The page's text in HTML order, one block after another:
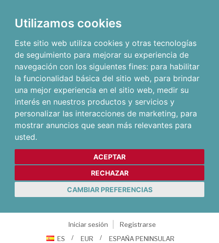
Utilizamos cookies
Este sitio web utiliza cookies y otras tecnologías
de seguimiento para mejorar su experiencia de
navegación con los siguientes fines: para habilitar
la funcionalidad básica del sitio web, para brindar
una mejor experiencia en el sitio web, medir su
interés en nuestros productos y servicios y
personalizar las interacciones de marketing, para
mostrar anuncios que sean más relevantes para
usted.
ACEPTAR
RECHAZAR
CAMBIAR PREFERENCIAS
Iniciar sesión
Registrarse
ES
EUR ESPAÑA PENINSULAR